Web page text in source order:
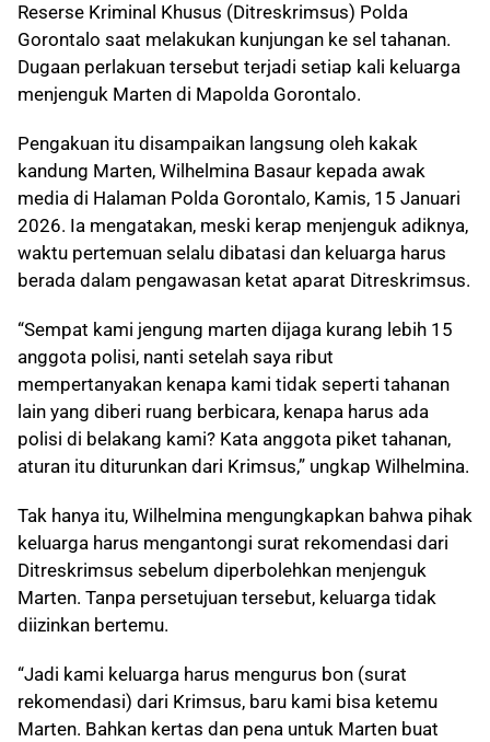
Reserse Kriminal Khusus (Ditreskrimsus) Polda
Gorontalo saat melakukan kunjungan ke sel tahanan.
Dugaan perlakuan tersebut terjadi setiap kali keluarga
menjenguk Marten di Mapolda Gorontalo.
Pengakuan itu disampaikan langsung oleh kakak
kandung Marten, Wilhelmina Basaur kepada awak
media di Halaman Polda Gorontalo, Kamis, 15 Januari
2026. Ia mengatakan, meski kerap menjenguk adiknya,
waktu pertemuan selalu dibatasi dan keluarga harus
berada dalam pengawasan ketat aparat Ditreskrimsus.
“Sempat kami jengung marten dijaga kurang lebih 15
anggota polisi, nanti setelah saya ribut
mempertanyakan kenapa kami tidak seperti tahanan
lain yang diberi ruang berbicara, kenapa harus ada
polisi di belakang kami? Kata anggota piket tahanan,
aturan itu diturunkan dari Krimsus,” ungkap Wilhelmina.
Tak hanya itu, Wilhelmina mengungkapkan bahwa pihak
keluarga harus mengantongi surat rekomendasi dari
Ditreskrimsus sebelum diperbolehkan menjenguk
Marten. Tanpa persetujuan tersebut, keluarga tidak
diizinkan bertemu.
“Jadi kami keluarga harus mengurus bon (surat
rekomendasi) dari Krimsus, baru kami bisa ketemu
Marten. Bahkan kertas dan pena untuk Marten buat